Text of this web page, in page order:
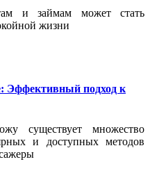
и займам может стать
жизни
Эффективный подход к
существует множество
и доступных методов